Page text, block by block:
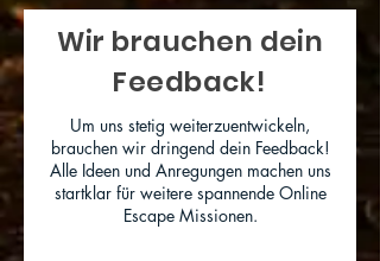
Wir brauchen dein
Feedback!
Um uns stetig weiterzuentwickeln,
brauchen wir dringend dein Feedback!
Alle Ideen und Anregungen machen uns
startklar für weitere spannende Online
Escape Missionen.